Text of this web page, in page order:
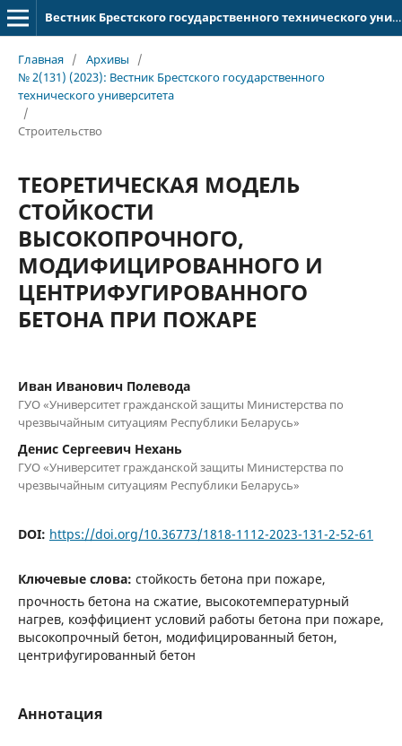
Вестник Брестского государственного технического университета
Главная / Архивы
/
№ 2(131) (2023): Вестник Брестского государственного
технического университета
/
Строительство
ТЕОРЕТИЧЕСКАЯ МОДЕЛЬ
СТОЙКОСТИ
ВЫСОКОПРОЧНОГО,
МОДИФИЦИРОВАННОГО И
ЦЕНТРИФУГИРОВАННОГО
БЕТОНА ПРИ ПОЖАРЕ
Иван Иванович Полевода
ГУО «Университет гражданской защиты Министерства по
чрезвычайным ситуациям Республики Беларусь»
Денис Сергеевич Нехань
ГУО «Университет гражданской защиты Министерства по
чрезвычайным ситуациям Республики Беларусь»
DOI: https://doi.org/10.36773/1818-1112-2023-131-2-52-61
Ключевые слова: стойкость бетона при пожаре,
прочность бетона на сжатие, высокотемпературный
нагрев, коэффициент условий работы бетона при пожаре,
высокопрочный бетон, модифицированный бетон,
центрифугированный бетон
Аннотация